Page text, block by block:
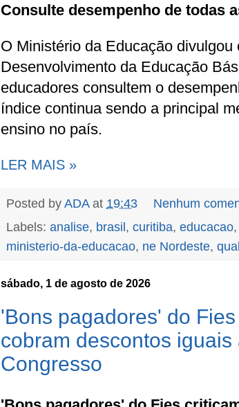
Consulte desempenho de todas
O Ministério da Educação
Desenvolvimento da Educação
educadores consultem o
índice continua sendo a principal
ensino no país.
LER MAIS »
Posted by ADA at 19:43
Nenhum
Labels: analise, brasil, curitiba, educacao,
ministerio-da-educacao, ne Nordeste,
sábado, 1 de agosto de 2026
'Bons pagadores' do
cobram descontos
Congresso